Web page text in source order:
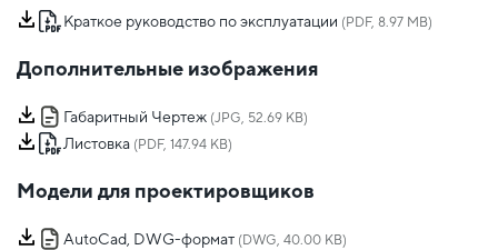
Краткое руководство по эксплуатации (PDF, 8.97 MB)
Дополнительные изображения
Габаритный Чертеж (JPG, 52.69 KB)
Листовка (PDF, 147.94 KB)
Модели для проектировщиков
AutoCad, DWG-формат (DWG, 40.00 KB)